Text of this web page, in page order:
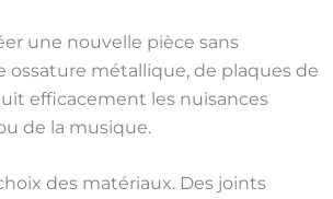
une nouvelle pièce sans
ossature métallique, de plaques de
efficacement les nuisances
de la musique.
des matériaux. Des joints